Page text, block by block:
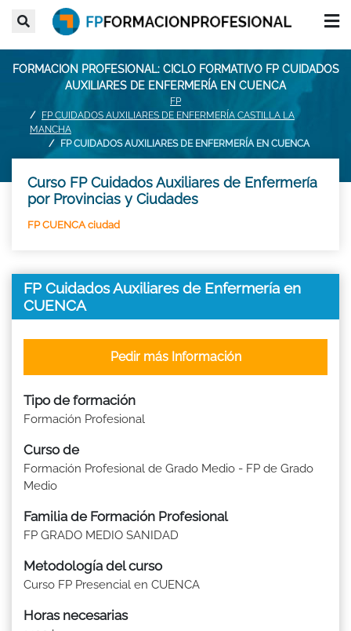
FORMACION PROFESIONAL: CICLO FORMATIVO FP CUIDADOS
AUXILIARES DE ENFERMERÍA EN CUENCA
FP
FP CUIDADOS AUXILIARES DE ENFERMERÍA CASTILLA LA
MANCHA
FP CUIDADOS AUXILIARES DE ENFERMERÍA EN CUENCA
Curso FP Cuidados Auxiliares de Enfermería
por Provincias y Ciudades
FP CUENCA ciudad
FP Cuidados Auxiliares de Enfermería en
CUENCA
Tipo de formación
Formación Profesional
Curso de
Formación Profesional de Grado Medio - FP de Grado
Medio
Familia de Formación Profesional
FP GRADO MEDIO SANIDAD
Metodología del curso
Curso FP Presencial en CUENCA
Horas necesarias
Pedir más Información